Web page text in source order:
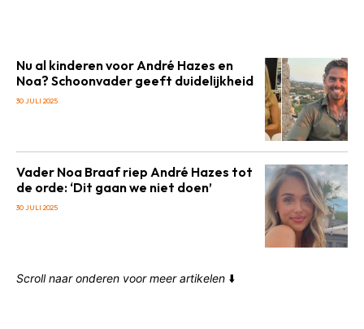
Nu al kinderen voor André Hazes en
Noa? Schoonvader geeft duidelijkheid
30 JULI 2025
Vader Noa Braaf riep André Hazes tot
de orde: ‘Dit gaan we niet doen’
30 JULI 2025
Scroll naar onderen voor meer artikelen ⬇️